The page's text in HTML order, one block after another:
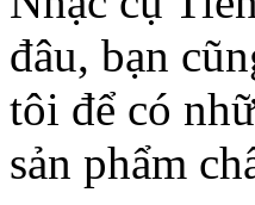
đâu, bạn
tôi để có
sản phẩm